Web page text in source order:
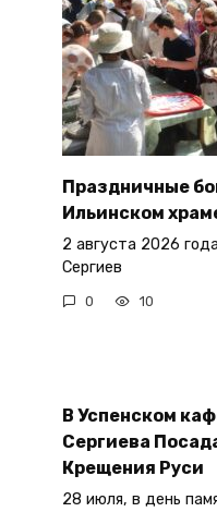
Праздничные
Ильинском
2 августа 2026
Сергиев
0 10
В Успенском
Сергиева
Крещения Руси
28 июля, в день